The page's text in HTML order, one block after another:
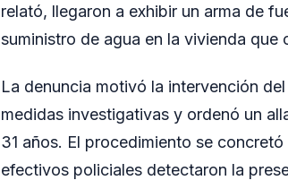
relató, llegaron a exhibir un arma de
suministro de agua en la vivienda que
La denuncia motivó la intervención
medidas investigativas y ordenó un
31 años. El procedimiento se
efectivos policiales detectaron la